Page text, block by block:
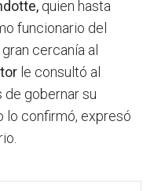
quien hasta
funcionario del
cercanía al
le consultó al
gobernar su
lo confirmó, expresó